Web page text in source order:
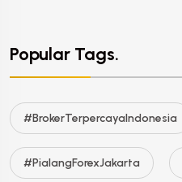
Popular Tags.
#BrokerTerpercayaIndonesia
#PialangForexJakarta